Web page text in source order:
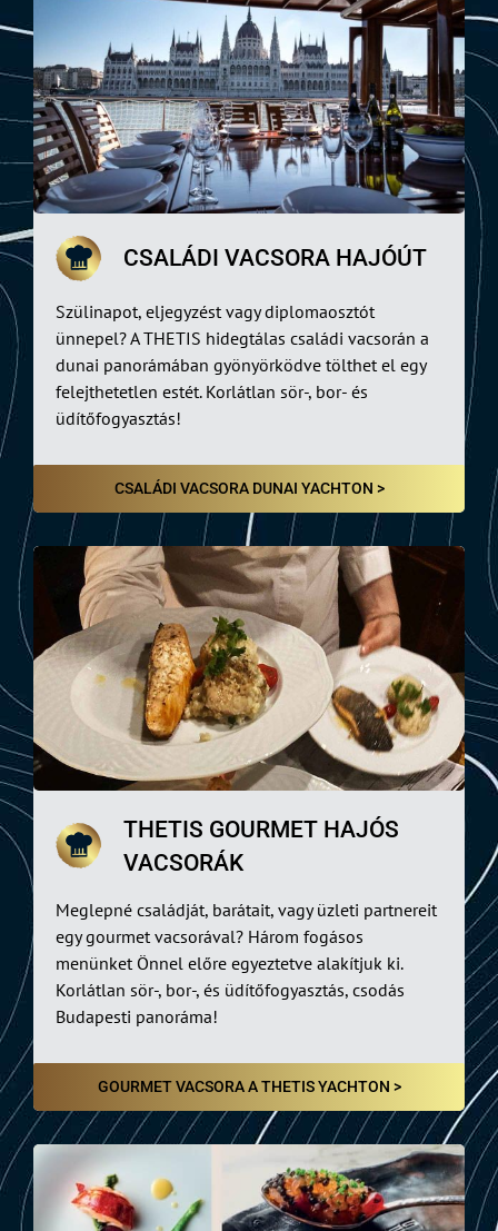
CSALÁDI VACSORA HAJÓÚT
Szülinapot, eljegyzést vagy diplomaosztót
ünnepel? A THETIS hidegtálas családi vacsorán a
dunai panorámában gyönyörködve tölthet el egy
felejthetetlen estét. Korlátlan sör-, bor- és
üdítőfogyasztás!
CSALÁDI VACSORA DUNAI YACHTON >
THETIS GOURMET HAJÓS
VACSORÁK
Meglepné családját, barátait, vagy üzleti partnereit
egy gourmet vacsorával? Három fogásos
menünket Önnel előre egyeztetve alakítjuk ki.
Korlátlan sör-, bor-, és üdítőfogyasztás, csodás
Budapesti panoráma!
GOURMET VACSORA A THETIS YACHTON >